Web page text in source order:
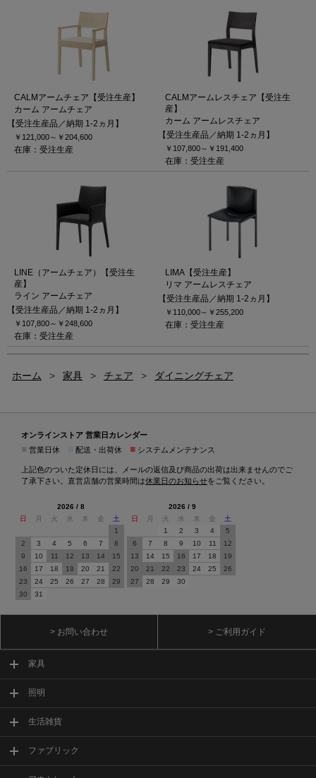
CALMアームチェア【受注生産】
カーム アームチェア
【受注生産品／納期 1-2ヵ月】
￥121,000～ ￥204,600
在庫：受注生産
CALMアームレスチェア【受注生
産】
カーム アームレスチェア
【受注生産品／納期 1-2ヵ月】
￥107,800～ ￥191,400
在庫：受注生産
LINE（アームチェア）【受注生
産】
ライン アームチェア
【受注生産品／納期 1-2ヵ月】
￥107,800～ ￥248,600
在庫：受注生産
LIMA【受注生産】
リマ アームレスチェア
【受注生産品／納期 1-2ヵ月】
￥110,000～ ￥255,200
在庫：受注生産
ホーム > 家具 > チェア > ダイニングチェア
オンラインストア 営業日カレンダー
営業日休 配送・出荷休 ■ システムメンテナンス
上記色のついた定休日には、メールの返信及び商品の出荷は出来ませんのでご
了承下さい。直営店舗の営業時間は休業日のお知らせをご覧ください。
2026 / 8
日
月 火 水 木 金
土
1
2
3 4 5 6 7
8
9
10 11 12 13 14
15
16
17 18 19 20 21
22
23
24 25 26 27 28
29
30
31
2026 / 9
日
月 火 水 木 金
土
1
2 3 4
5
6
7 8 9 10 11
12
13
14 15 16 17 18
19
20
21 22 23 24 25
26
27
28 29 30
> お問い合わせ > ご利用ガイド
家具
照明
生活雑貨
ファブリック